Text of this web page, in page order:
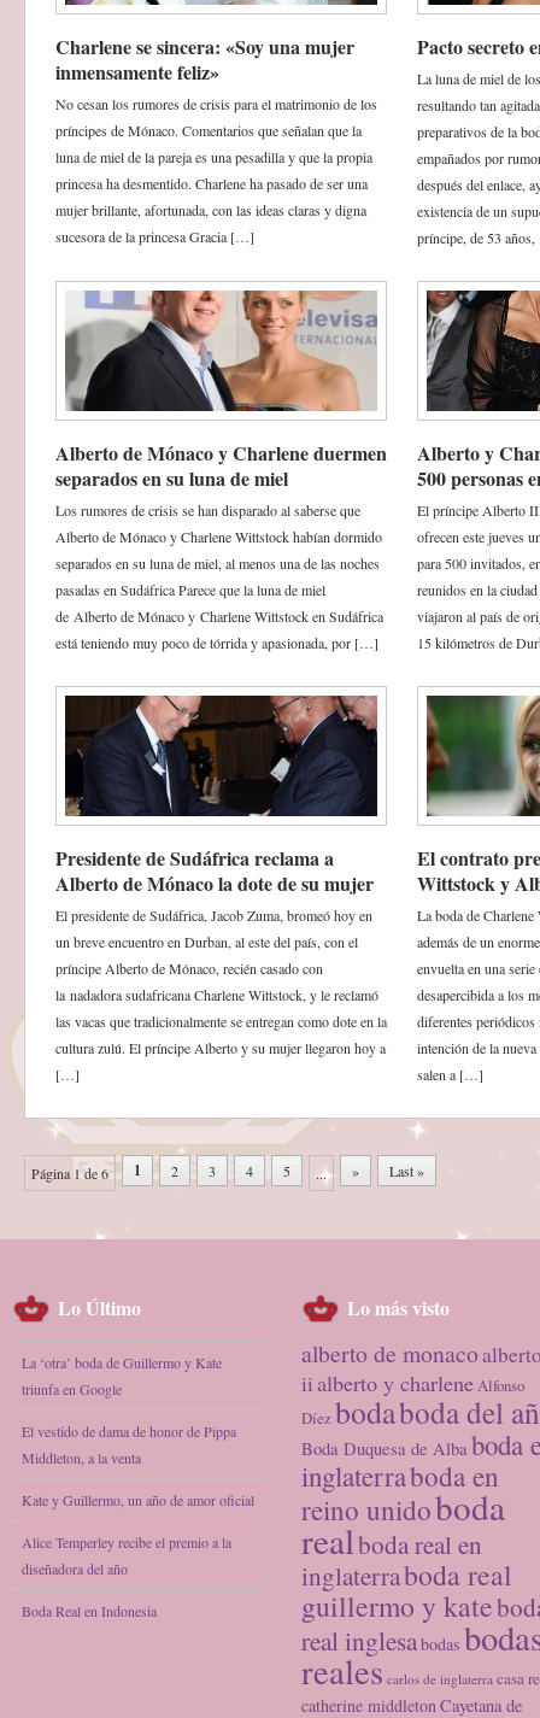
Charlene se sincera: «Soy una mujer
inmensamente feliz»
No cesan los rumores de crisis para el matrimonio de los
príncipes de Mónaco. Comentarios que señalan que la
luna de miel de la pareja es una pesadilla y que la propia
princesa ha desmentido. Charlene ha pasado de ser una
mujer brillante, afortunada, con las ideas claras y digna
sucesora de la princesa Gracia […]
Pacto secreto
La luna de miel de
resultando tan
preparativos de la
empañados por
después del enlace,
existencia de un
príncipe, de 53
Alberto de Mónaco y Charlene duermen
separados en su luna de miel
Los rumores de crisis se han disparado al saberse que
Alberto de Mónaco y Charlene Wittstock habían dormido
separados en su luna de miel, al menos una de las noches
pasadas en Sudáfrica Parece que la luna de miel
de Alberto de Mónaco y Charlene Wittstock en Sudáfrica
está teniendo muy poco de tórrida y apasionada, por […]
Alberto y
500 personas
El príncipe Alberto II
ofrecen este jueves
para 500 invitados,
reunidos en la
viajaron al país de
15 kilómetros de
Presidente de Sudáfrica reclama a
Alberto de Mónaco la dote de su mujer
El presidente de Sudáfrica, Jacob Zuma, bromeó hoy en
un breve encuentro en Durban, al este del país, con el
príncipe Alberto de Mónaco, recién casado con
la nadadora sudafricana Charlene Wittstock, y le reclamó
las vacas que tradicionalmente se entregan como dote en la
cultura zulú. El príncipe Alberto y su mujer llegaron hoy a
[…]
El contrato
Wittstock y
La boda de
además de un
envuelta en una
desapercibida a los
diferentes periódicos
intención de la
salen a […]
Página 1 de 6 1 2 3 4 5 ... » Last »
Lo Último
La ‘otra’ boda de Guillermo y Kate
triunfa en Google
El vestido de dama de honor de Pippa
Middleton, a la venta
Kate y Guillermo, un año de amor oficial
Alice Temperley recibe el premio a la
diseñadora del año
Boda Real en Indonesia
Lo más visto
alberto de monaco
iialberto y charleneAlfonso
Díezbodaboda del
Boda Duquesa de Alba boda
inglaterraboda en
reino unidoboda
realboda real en
inglaterraboda real
guillermo y kate
real inglesabodas
reales carlos de inglaterra casa
catherine middletonCayetana de